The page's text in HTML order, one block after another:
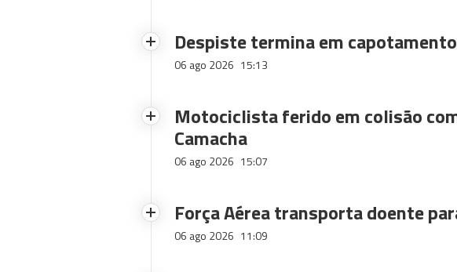
Despiste termina em
06 ago 2026 15:13
Motociclista ferido em colisão
Camacha
06 ago 2026 15:07
Força Aérea transporta doente
06 ago 2026 11:09